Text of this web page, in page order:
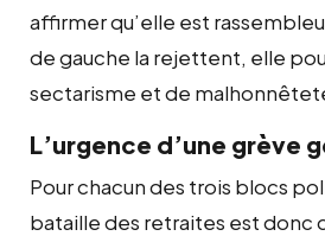
affirmer qu’elle est
de gauche la rejettent, elle
sectarisme et de
L’urgence d’une grève
Pour chacun des trois blocs
bataille des retraites est donc